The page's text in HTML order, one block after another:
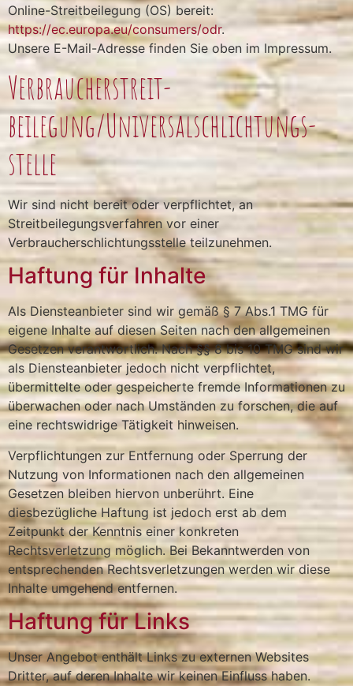
Online-Streitbeilegung (OS) bereit:
https://ec.europa.eu/consumers/odr.
Unsere E-Mail-Adresse finden Sie oben im Impressum.
Verbraucher­streit­
beilegung/Universal­schlichtungs­
stelle
Wir sind nicht bereit oder verpflichtet, an
Streitbeilegungsverfahren vor einer
Verbraucherschlichtungsstelle teilzunehmen.
Haftung für Inhalte
Als Diensteanbieter sind wir gemäß § 7 Abs.1 TMG für
eigene Inhalte auf diesen Seiten nach den allgemeinen
Gesetzen verantwortlich. Nach §§ 8 bis 10 TMG sind wir
als Diensteanbieter jedoch nicht verpflichtet,
übermittelte oder gespeicherte fremde Informationen zu
überwachen oder nach Umständen zu forschen, die auf
eine rechtswidrige Tätigkeit hinweisen.
Verpflichtungen zur Entfernung oder Sperrung der
Nutzung von Informationen nach den allgemeinen
Gesetzen bleiben hiervon unberührt. Eine
diesbezügliche Haftung ist jedoch erst ab dem
Zeitpunkt der Kenntnis einer konkreten
Rechtsverletzung möglich. Bei Bekanntwerden von
entsprechenden Rechtsverletzungen werden wir diese
Inhalte umgehend entfernen.
Haftung für Links
Unser Angebot enthält Links zu externen Websites
Dritter, auf deren Inhalte wir keinen Einfluss haben.